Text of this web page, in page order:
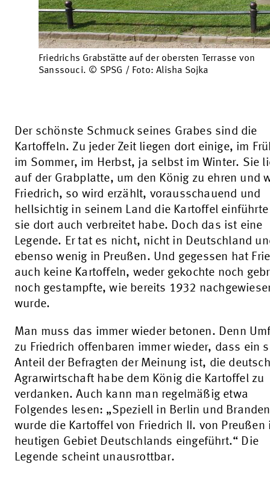
Friedrichs Grabstätte auf der obersten Terrasse von
Sanssouci. © SPSG / Foto: Alisha Sojka
Der schönste Schmuck seines Grabes sind die
Kartoffeln. Zu jeder Zeit liegen dort einige, im
im Sommer, im Herbst, ja selbst im Winter. Sie
auf der Grabplatte, um den König zu ehren und
Friedrich, so wird erzählt, vorausschauend und
hellsichtig in seinem Land die Kartoffel
sie dort auch verbreitet habe. Doch das ist eine
Legende. Er tat es nicht, nicht in Deutschland
ebenso wenig in Preußen. Und gegessen hat
auch keine Kartoffeln, weder gekochte noch
noch gestampfte, wie bereits 1932
wurde.
Man muss das immer wieder betonen. Denn
zu Friedrich offenbaren immer wieder, dass ein
Anteil der Befragten der Meinung ist, die
Agrarwirtschaft habe dem König die Kartoffel zu
verdanken. Auch kann man regelmäßig etwa
Folgendes lesen: „Speziell in Berlin und
wurde die Kartoffel von Friedrich II. von Preußen
heutigen Gebiet Deutschlands eingeführt.“ Die
Legende scheint unausrottbar.